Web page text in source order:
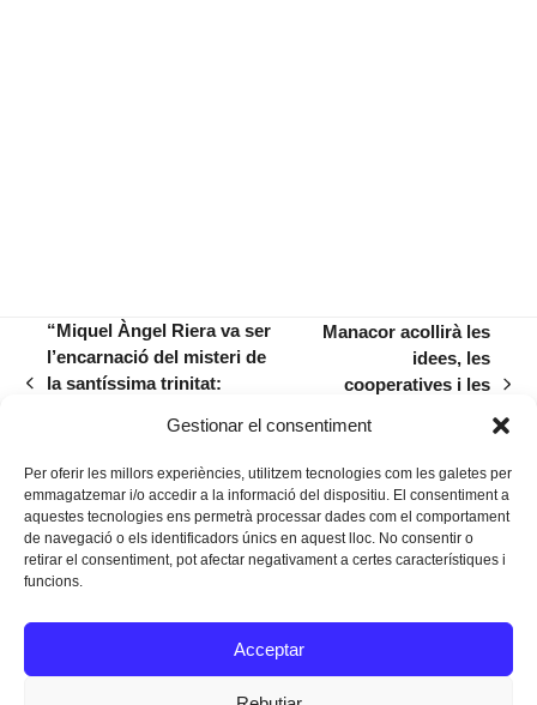
Gestionar el consentiment
Per oferir les millors experiències, utilitzem tecnologies com les galetes per
emmagatzemar i/o accedir a la informació del dispositiu. El consentiment a
aquestes tecnologies ens permetrà processar dades com el comportament
de navegació o els identificadors únics en aquest lloc. No consentir o
retirar el consentiment, pot afectar negativament a certes característiques i
funcions.
Acceptar
previous
“Miquel Àngel Riera va ser
l’encarnació del misteri de
la santíssima trinitat:
post:
Manacor acollirà les
idees, les
cooperatives i les
Instagram
Facebook
Twitter
Texts Legals